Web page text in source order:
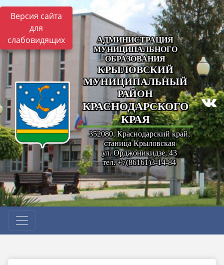
Версия сайта
для
слабовидящих
АДМИНИСТРАЦИЯ
МУНИЦИПАЛЬНОГО
ОБРАЗОВАНИЯ
КРЫЛОВСКИЙ
МУНИЦИПАЛЬНЫЙ
РАЙОН
КРАСНОДАРСКОГО
КРАЯ
352080, Краснодарский край,
станица Крыловская
ул. Орджоникидзе, 43
тел. +7(86161)3-14-84